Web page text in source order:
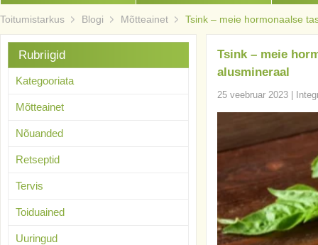
Toitumistarkus Blogi Mõtteainet Tsink – meie hormonaalse
Tsink – meie
alusmineraal
25 veebruar 2023
Rubriigid
Kategooriata
Mõtteainet
Nõuanded
Retseptid
Tervis
Toiduained
Uuringud